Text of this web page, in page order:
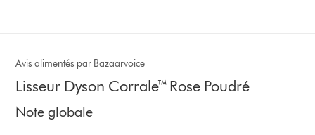
Avis alimentés par Bazaarvoice
Lisseur Dyson Corrale™ Rose Poudré
Note globale